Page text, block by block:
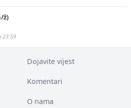
ž)
23:59
Dojavite vijest
Komentari
O nama